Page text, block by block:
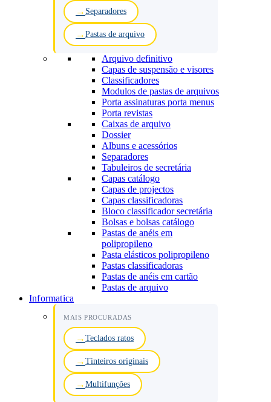
Separadores
Pastas de arquivo
Arquivo definitivo
Capas de suspensão e visores
Classificadores
Modulos de pastas de arquivos
Porta assinaturas porta menus
Porta revistas
Caixas de arquivo
Dossier
Albuns e acessórios
Separadores
Tabuleiros de secretária
Capas catálogo
Capas de projectos
Capas classificadoras
Bloco classificador secretária
Bolsas e bolsas catálogo
Pastas de anéis em
polipropileno
Pasta elásticos polipropileno
Pastas classificadoras
Pastas de anéis em cartão
Pastas de arquivo
Informatica
MAIS PROCURADAS
Teclados ratos
Tinteiros originais
Multifunções